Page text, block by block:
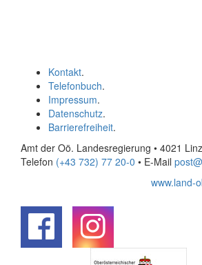
Kontakt.
Telefonbuch.
Impressum.
Datenschutz.
Barrierefreiheit.
Amt der Oö. Landesregierung • 4021
Telefon (+43 732) 77 20-0 • E-Mail
www.land-